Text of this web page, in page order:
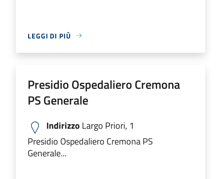
LEGGI DI PIÙ
Presidio Ospedaliero Cremona
PS Generale
Indirizzo Largo Priori, 1
Presidio Ospedaliero Cremona PS
Generale...